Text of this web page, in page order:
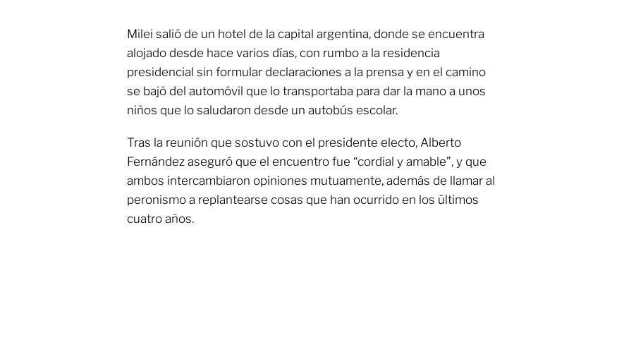
Milei salió de un hotel de la capital argentina, donde se encuentra
alojado desde hace varios días, con rumbo a la residencia
presidencial sin formular declaraciones a la prensa y en el camino
se bajó del automóvil que lo transportaba para dar la mano a unos
niños que lo saludaron desde un autobús escolar.
Tras la reunión que sostuvo con el presidente electo, Alberto
Fernández aseguró que el encuentro fue “cordial y amable”, y que
ambos intercambiaron opiniones mutuamente, además de llamar al
peronismo a replantearse cosas que han ocurrido en los últimos
cuatro años.